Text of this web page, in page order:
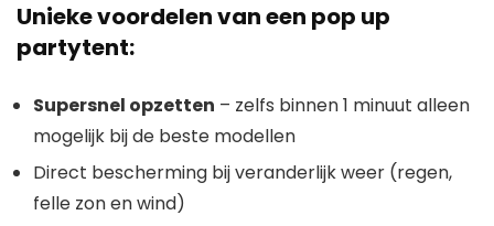
Unieke voordelen van een pop up
partytent:
Supersnel opzetten – zelfs binnen 1 minuut alleen
mogelijk bij de beste modellen
Direct bescherming bij veranderlijk weer (regen,
felle zon en wind)